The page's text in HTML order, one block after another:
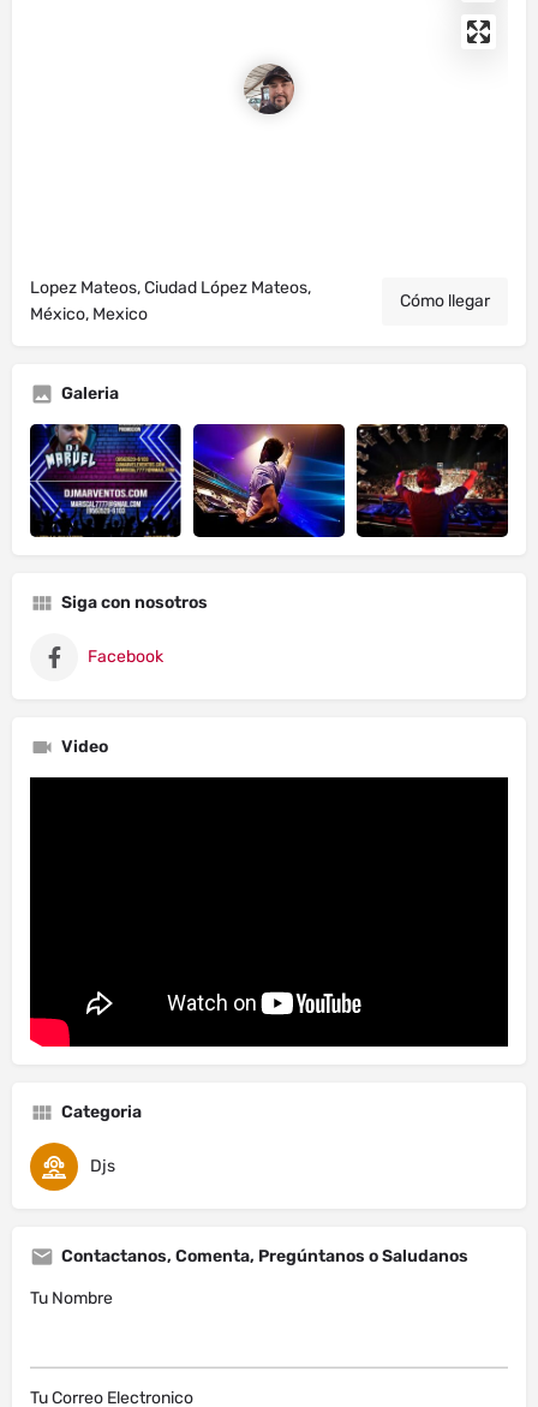
Lopez Mateos, Ciudad López Mateos,
México, Mexico
Cómo llegar
Galeria
Siga con nosotros
Facebook
Video
Categoria
Djs
Contactanos, Comenta, Pregúntanos o Saludanos
Tu Nombre
Tu Correo Electronico